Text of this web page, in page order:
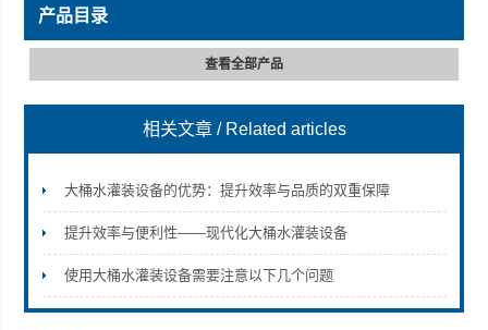
张家港市裕丰饮料机械有限公司
产品目录
查看全部产品
相关文章 / Related articles
大桶水灌装设备的优势：提升效率与品质的双重保障
提升效率与便利性——现代化大桶水灌装设备
使用大桶水灌装设备需要注意以下几个问题